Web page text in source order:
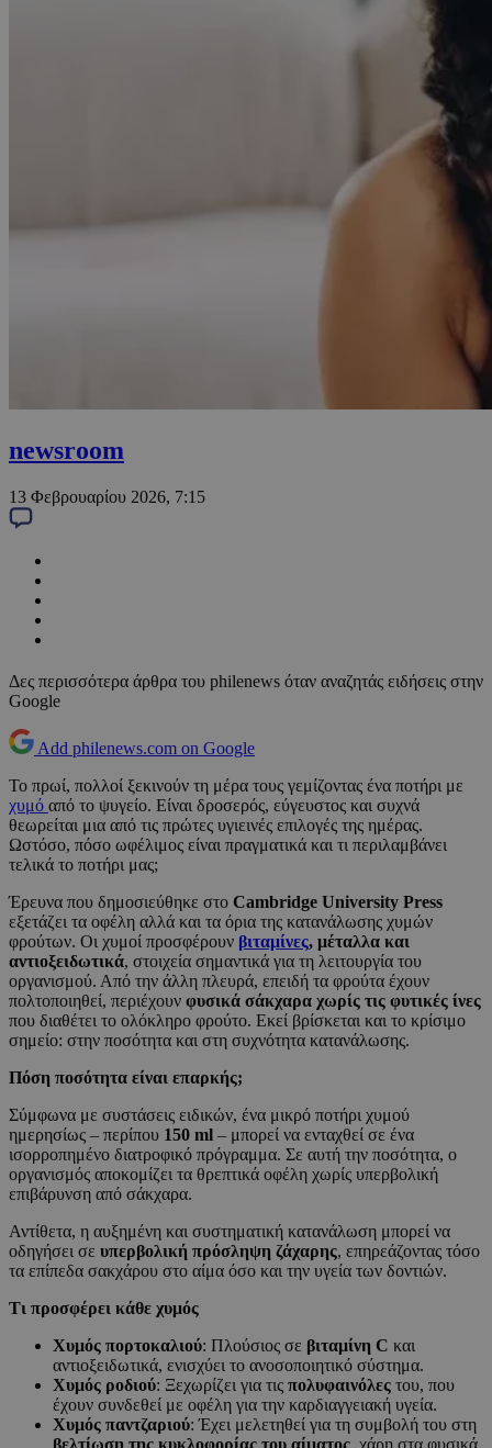
newsroom
13 Φεβρουαρίου 2026, 7:15
Δες περισσότερα άρθρα του philenews όταν αναζητάς ειδήσεις στην
Google
Add philenews.com on Google
Το πρωί, πολλοί ξεκινούν τη μέρα τους γεμίζοντας ένα ποτήρι με
χυμό από το ψυγείο. Είναι δροσερός, εύγευστος και συχνά
θεωρείται μια από τις πρώτες υγιεινές επιλογές της ημέρας.
Ωστόσο, πόσο ωφέλιμος είναι πραγματικά και τι περιλαμβάνει
τελικά το ποτήρι μας;
Έρευνα που δημοσιεύθηκε στο Cambridge University Press
εξετάζει τα οφέλη αλλά και τα όρια της κατανάλωσης χυμών
φρούτων. Οι χυμοί προσφέρουν βιταμίνες, μέταλλα και
αντιοξειδωτικά, στοιχεία σημαντικά για τη λειτουργία του
οργανισμού. Από την άλλη πλευρά, επειδή τα φρούτα έχουν
πολτοποιηθεί, περιέχουν φυσικά σάκχαρα χωρίς τις φυτικές ίνες
που διαθέτει το ολόκληρο φρούτο. Εκεί βρίσκεται και το κρίσιμο
σημείο: στην ποσότητα και στη συχνότητα κατανάλωσης.
Πόση ποσότητα είναι επαρκής;
Σύμφωνα με συστάσεις ειδικών, ένα μικρό ποτήρι χυμού
ημερησίως – περίπου 150 ml – μπορεί να ενταχθεί σε ένα
ισορροπημένο διατροφικό πρόγραμμα. Σε αυτή την ποσότητα, ο
οργανισμός αποκομίζει τα θρεπτικά οφέλη χωρίς υπερβολική
επιβάρυνση από σάκχαρα.
Αντίθετα, η αυξημένη και συστηματική κατανάλωση μπορεί να
οδηγήσει σε υπερβολική πρόσληψη ζάχαρης, επηρεάζοντας τόσο
τα επίπεδα σακχάρου στο αίμα όσο και την υγεία των δοντιών.
Τι προσφέρει κάθε χυμός
Χυμός πορτοκαλιού: Πλούσιος σε βιταμίνη C και
αντιοξειδωτικά, ενισχύει το ανοσοποιητικό σύστημα.
Χυμός ροδιού: Ξεχωρίζει για τις πολυφαινόλες του, που
έχουν συνδεθεί με οφέλη για την καρδιαγγειακή υγεία.
Χυμός παντζαριού: Έχει μελετηθεί για τη συμβολή του στη
βελτίωση της κυκλοφορίας του αίματος , χάρη στα φυσικά